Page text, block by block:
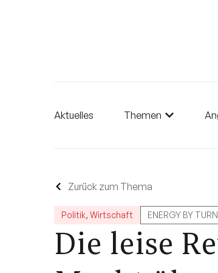
Aktuelles Themen
Zurück zum Thema
Politik, Wirtschaft ENERGY BY
Die leise